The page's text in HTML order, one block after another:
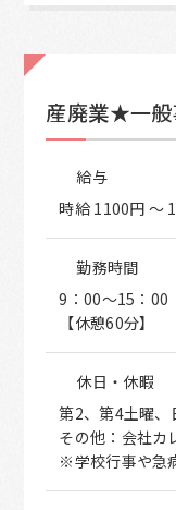
産廃業★一
給与
時給 1100円 〜
勤務時間
9：00～15：
【休憩60分】
休日・休暇
第2、第4土曜、
その他：会社カ
※学校行事や急